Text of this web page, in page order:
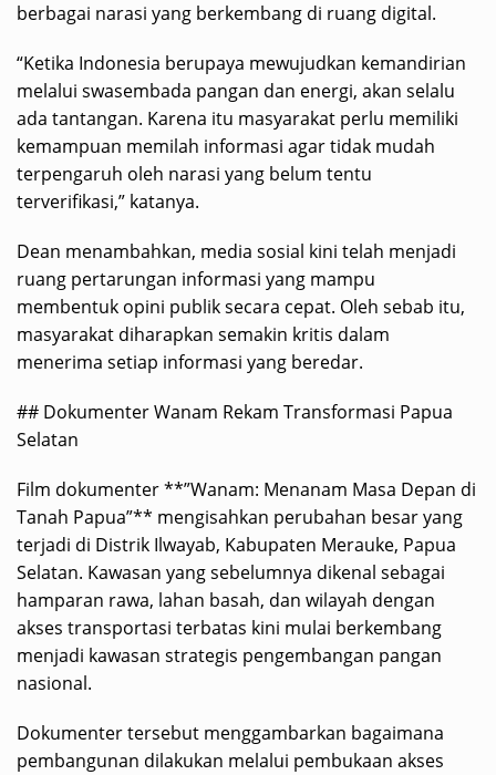
berbagai narasi yang berkembang di ruang digital.
“Ketika Indonesia berupaya mewujudkan kemandirian
melalui swasembada pangan dan energi, akan selalu
ada tantangan. Karena itu masyarakat perlu memiliki
kemampuan memilah informasi agar tidak mudah
terpengaruh oleh narasi yang belum tentu
terverifikasi,” katanya.
Dean menambahkan, media sosial kini telah menjadi
ruang pertarungan informasi yang mampu
membentuk opini publik secara cepat. Oleh sebab itu,
masyarakat diharapkan semakin kritis dalam
menerima setiap informasi yang beredar.
## Dokumenter Wanam Rekam Transformasi Papua
Selatan
Film dokumenter **”Wanam: Menanam Masa Depan di
Tanah Papua”** mengisahkan perubahan besar yang
terjadi di Distrik Ilwayab, Kabupaten Merauke, Papua
Selatan. Kawasan yang sebelumnya dikenal sebagai
hamparan rawa, lahan basah, dan wilayah dengan
akses transportasi terbatas kini mulai berkembang
menjadi kawasan strategis pengembangan pangan
nasional.
Dokumenter tersebut menggambarkan bagaimana
pembangunan dilakukan melalui pembukaan akses